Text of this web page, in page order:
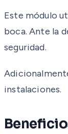
Este módulo
boca. Ante la
seguridad.
instalaciones.